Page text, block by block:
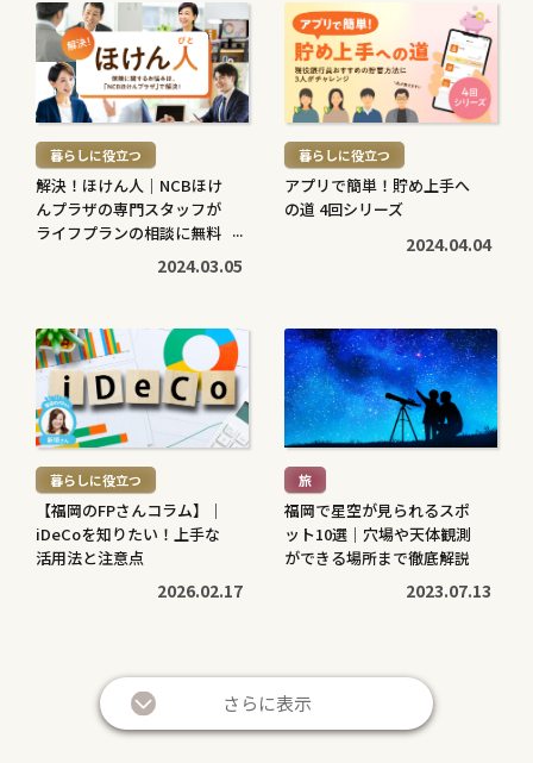
続
き
を
読
む
> 暮らしに役立つ
解決！ほけん人｜NCBほけ
んプラザの専門スタッフが
ライフプランの相談に無料
2024.03.05
続
き
を
読
む
> 暮らしに役立つ
アプリで簡単！貯め上手へ
の道 4回シリーズ
2024.04.04
続
き
を
読
む
> 暮らしに役立つ
【福岡のFPさんコラム】｜
iDeCoを知りたい！上手な
活用法と注意点
2026.02.17
続
き
を
読
む
> 旅
福岡で星空が見られるスポ
ット10選｜穴場や天体観測
ができる場所まで徹底解説
2023.07.13
き
を
さらに表示